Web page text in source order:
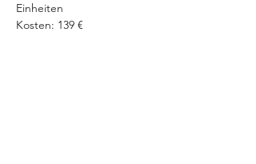
Einheiten
Kosten: 139 €